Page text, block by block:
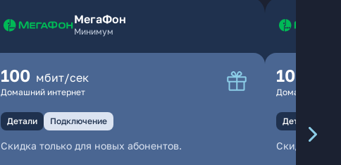
МегаФон
Минимум
100 мбит/сек
Домашний интернет
Детали Подключение
Скидка только для новых абонентов.
100
Домашний
Детали
Скидка